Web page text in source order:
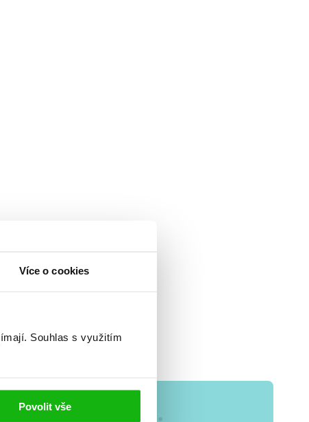
Více o cookies
Souhlas s využitím
Povolit vše